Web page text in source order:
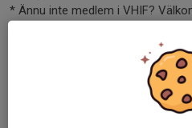
* Ännu inte medlem i VHIF?
* Vinnaren meddelas personligen,
Facebooksidan ”Västra Hargs IF”